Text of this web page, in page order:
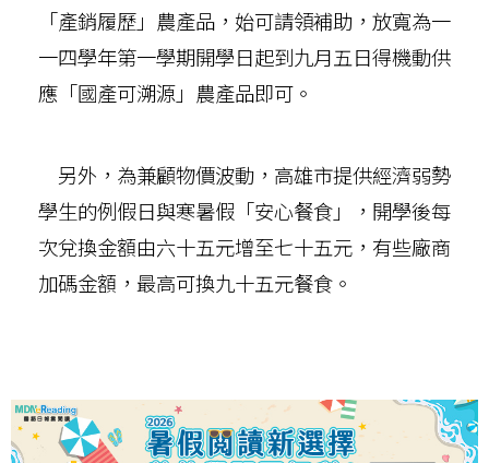
「產銷履歷」農產品，始可請領補助，放寬為一
一四學年第一學期開學日起到九月五日得機動供
應「國產可溯源」農產品即可。
另外，為兼顧物價波動，高雄市提供經濟弱勢
學生的例假日與寒暑假「安心餐食」，開學後每
次兌換金額由六十五元增至七十五元，有些廠商
加碼金額，最高可換九十五元餐食。